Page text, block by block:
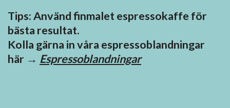
Tips: Använd finmalet espressokaffe för
bästa resultat.
Kolla gärna in våra espressoblandningar
här → Espressoblandningar